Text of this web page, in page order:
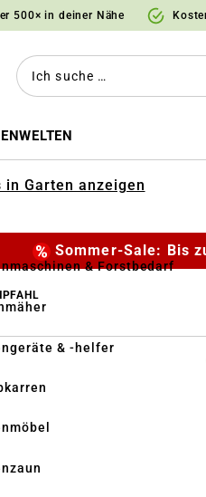
500× in deiner Nähe
in Garten anzeigen
& Forstbedarf
& -helfer
Sommer-Sale: Bis